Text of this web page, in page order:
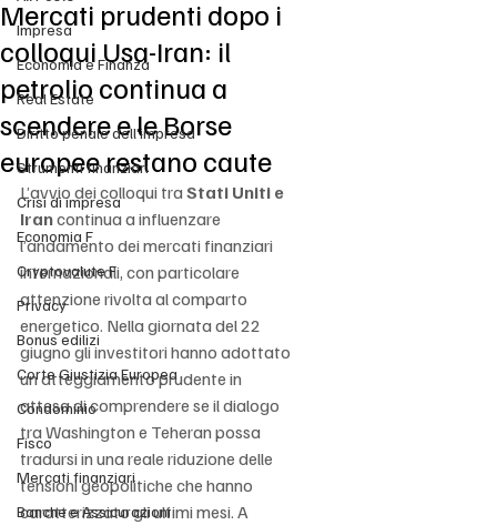
Impresa
Economia e Finanza
Real Estate
Diritto penale dell'impresa
Strumenti finanziari
Crisi di impresa
Economia F
Cryptovalute F
Privacy
Bonus edilizi
Corte Giustizia Europea
Condominio
Fisco
Mercati finanziari
Banche e Assicurazioni
Mercati prudenti dopo i
colloqui Usa-Iran: il
petrolio continua a
scendere e le Borse
europee restano caute
L’avvio dei colloqui tra Stati Uniti e
Iran continua a influenzare
l’andamento dei mercati finanziari
internazionali, con particolare
attenzione rivolta al comparto
energetico. Nella giornata del 22
giugno gli investitori hanno adottato
un atteggiamento prudente in
attesa di comprendere se il dialogo
tra Washington e Teheran possa
tradursi in una reale riduzione delle
tensioni geopolitiche che hanno
caratterizzato gli ultimi mesi. A